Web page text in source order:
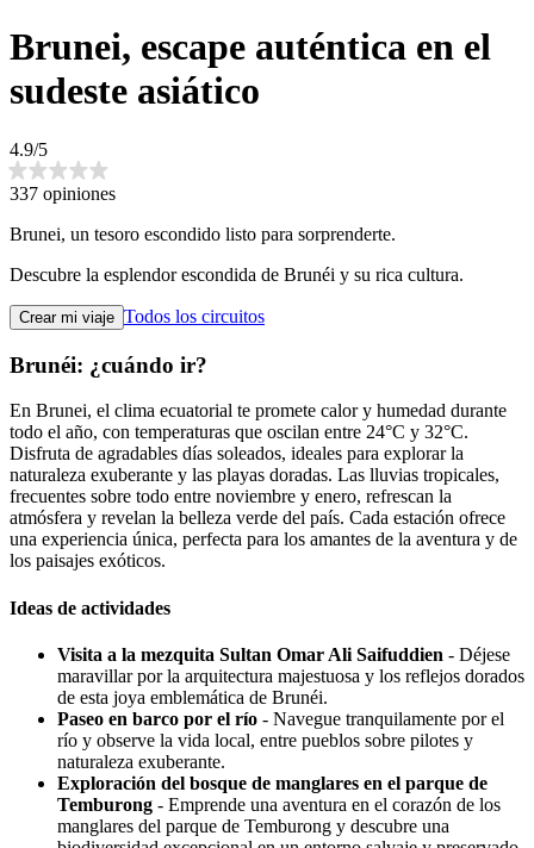
Brunei, escape auténtica en el
sudeste asiático
4.9/5
337 opiniones
Brunei, un tesoro escondido listo para sorprenderte.
Descubre la esplendor escondida de Brunéi y su rica cultura.
Crear mi viaje Todos los circuitos
Brunéi: ¿cuándo ir?
En Brunei, el clima ecuatorial te promete calor y humedad durante
todo el año, con temperaturas que oscilan entre 24°C y 32°C.
Disfruta de agradables días soleados, ideales para explorar la
naturaleza exuberante y las playas doradas. Las lluvias tropicales,
frecuentes sobre todo entre noviembre y enero, refrescan la
atmósfera y revelan la belleza verde del país. Cada estación ofrece
una experiencia única, perfecta para los amantes de la aventura y de
los paisajes exóticos.
Ideas de actividades
Visita a la mezquita Sultan Omar Ali Saifuddien - Déjese
maravillar por la arquitectura majestuosa y los reflejos dorados
de esta joya emblemática de Brunéi.
Paseo en barco por el río - Navegue tranquilamente por el
río y observe la vida local, entre pueblos sobre pilotes y
naturaleza exuberante.
Exploración del bosque de manglares en el parque de
Temburong - Emprende una aventura en el corazón de los
manglares del parque de Temburong y descubre una